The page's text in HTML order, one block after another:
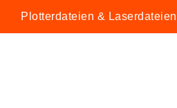
Inhalt
Plotterdateien &